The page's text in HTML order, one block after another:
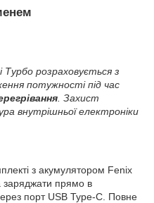
розраховується з
потужності під час
. Захист
внутрішньої електроніки
з акумулятором Fenix
прямо в
порт USB Type-C. Повне